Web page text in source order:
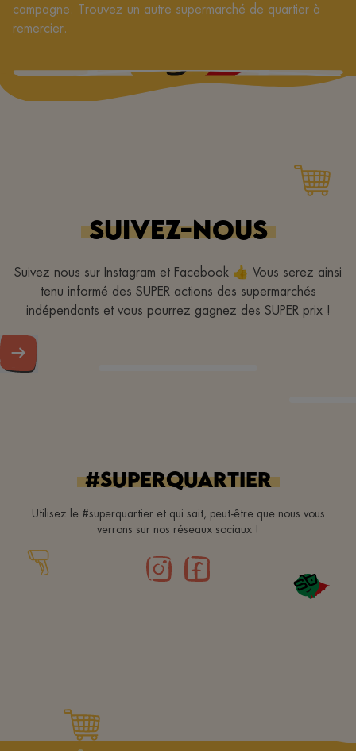
campagne. Trouvez un autre supermarché de quartier à
remercier.
SUIVEZ-NOUS
Suivez nous sur Instagram et Facebook 👍 Vous serez ainsi
tenu informé des SUPER actions des supermarchés
indépendants et vous pourrez gagnez des SUPER prix !
#superquartier
Utilisez le #superquartier et qui sait, peut-être que nous vous
verrons sur nos réseaux sociaux !